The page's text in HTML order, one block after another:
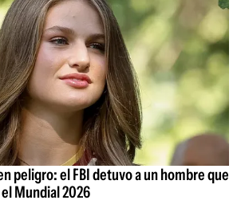
peligro: el FBI detuvo a un hombre que
Mundial 2026